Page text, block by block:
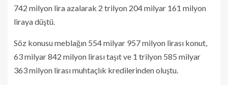
742 milyon lira azalarak 2 trilyon 204 milyar 161 milyon
liraya düştü.
Söz konusu meblağın 554 milyar 957 milyon lirası konut,
63 milyar 842 milyon lirası taşıt ve 1 trilyon 585 milyar
363 milyon lirası muhtaçlık kredilerinden oluştu.